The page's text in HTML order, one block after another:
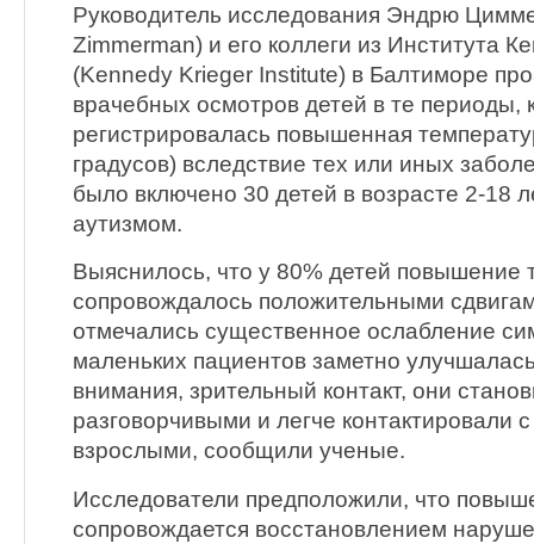
Руководитель исследования Эндрю
Zimmerman) и его коллеги из Института
(Kennedy Krieger Institute) в Балтиморе
врачебных осмотров детей в те периоды,
регистрировалась повышенная
градусов) вследствие тех или иных
было включено 30 детей в возрасте 2-18
аутизмом.
Выяснилось, что у 80% детей повышение
сопровождалось положительными
отмечались существенное ослабление
маленьких пациентов заметно
внимания, зрительный контакт, они
разговорчивыми и легче контактировали
взрослыми, сообщили ученые.
Исследователи предположили, что
сопровождается восстановлением